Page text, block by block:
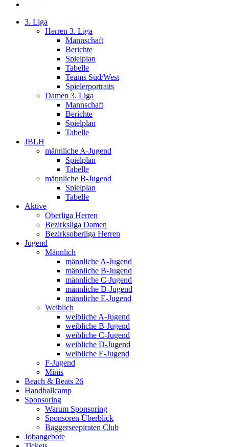
3. Liga
Herren 3. Liga
Mannschaft
Berichte
Spielplan
Tabelle
Teams Süd/West
Spielerportraits
Damen 3. Liga
Mannschaft
Berichte
Spielplan
Tabelle
JBLH
männliche A-Jugend
Spielplan
Tabelle
männliche B-Jugend
Spielplan
Tabelle
Aktive
Oberliga Herren
Bezirksliga Damen
Bezirksoberliga Herren
Jugend
Männlich
männliche A-Jugend
männliche B-Jugend
männliche C-Jugend
männliche D-Jugend
männliche E-Jugend
Weiblich
weibliche A-Jugend
weibliche B-Jugend
weibliche C-Jugend
weibliche D-Jugend
weibliche E-Jugend
F-Jugend
Minis
Beach & Beats 26
Handballcamp
Sponsoring
Warum Sponsoring
Sponsoren Überblick
Baggerseepiraten Club
Jobangebote